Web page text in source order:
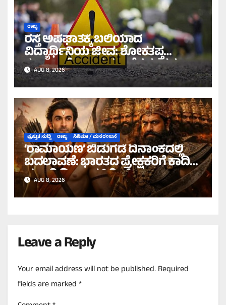
ರಾಜ್ಯ
ರಸ್ತೆ ಅಪಘಾತಕ್ಕೆ ಬಲಿಯಾದ
ವಿದ್ಯಾರ್ಥಿನಿಯ ಜೀವ: ಶೋಕತಪ್ತ
ಕುಟುಂಬಕ್ಕೆ 10 ಲಕ್ಷ ರೂ. ನೆರವು ಪ್ರಕಟ!
AUG 8, 2026
ಪ್ರಸ್ತುತ ಸುದ್ದಿ ರಾಜ್ಯ ಸಿನಿಮಾ / ಮನರಂಜನೆ
‘ರಾಮಾಯಣ’ ಬಿಡುಗಡೆ ದಿನಾಂಕದಲ್ಲಿ
ಬದಲಾವಣೆ: ಭಾರತದ ಪ್ರೇಕ್ಷಕರಿಗೆ ಕಾದಿದೆ
ಭರ್ಜರಿ ದೀಪಾವಳಿ ಗಿಫ್ಟ್!
AUG 8, 2026
Leave a Reply
Your email address will not be published.Required
fields are marked*